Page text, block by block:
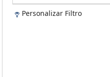
Personalizar Filtro